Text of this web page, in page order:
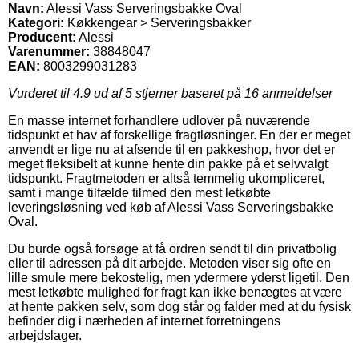
Navn: Alessi Vass Serveringsbakke Oval
Kategori: Køkkengear > Serveringsbakker
Producent: Alessi
Varenummer: 38848047
EAN: 8003299031283
Vurderet til 4.9 ud af 5 stjerner baseret på 16 anmeldelser
En masse internet forhandlere udlover på nuværende
tidspunkt et hav af forskellige fragtløsninger. En der er meget
anvendt er lige nu at afsende til en pakkeshop, hvor det er
meget fleksibelt at kunne hente din pakke på et selvvalgt
tidspunkt. Fragtmetoden er altså temmelig ukompliceret,
samt i mange tilfælde tilmed den mest letkøbte
leveringsløsning ved køb af Alessi Vass Serveringsbakke
Oval.
Du burde også forsøge at få ordren sendt til din privatbolig
eller til adressen på dit arbejde. Metoden viser sig ofte en
lille smule mere bekostelig, men ydermere yderst ligetil. Den
mest letkøbte mulighed for fragt kan ikke benægtes at være
at hente pakken selv, som dog står og falder med at du fysisk
befinder dig i nærheden af internet forretningens
arbejdslager.